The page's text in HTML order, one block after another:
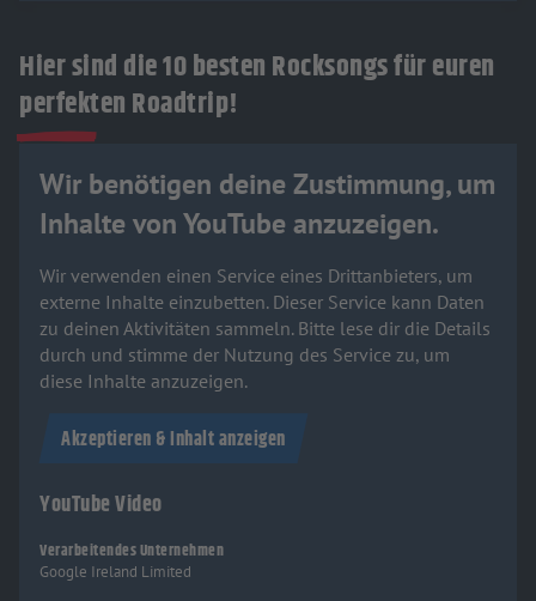
Hier sind die 10 besten Rocksongs für euren
perfekten Roadtrip!
Wir benötigen deine Zustimmung, um
Inhalte von YouTube anzuzeigen.
Wir verwenden einen Service eines Drittanbieters, um
externe Inhalte einzubetten. Dieser Service kann Daten
zu deinen Aktivitäten sammeln. Bitte lese dir die Details
durch und stimme der Nutzung des Service zu, um
diese Inhalte anzuzeigen.
Akzeptieren & Inhalt anzeigen
YouTube Video
Verarbeitendes Unternehmen
Google Ireland Limited